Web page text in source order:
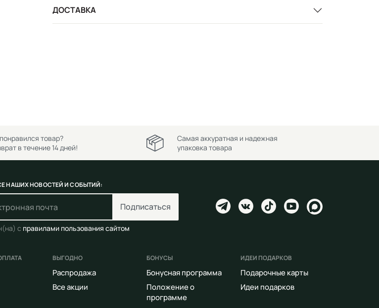
ДОСТАВКА
товар?
в течение 14 дней!
Самая аккуратная и надежная
упаковка товара
НАШИХ НОВОСТЕЙ И СОБЫТИЙ:
Подписаться
с правилами пользования сайтом
ВЫГОДНО
Распродажа
Все акции
БОНУСЫ
Бонусная программа
Положение о
программе
ИДЕИ ПОДАРКОВ
Подарочные карты
Идеи подарков